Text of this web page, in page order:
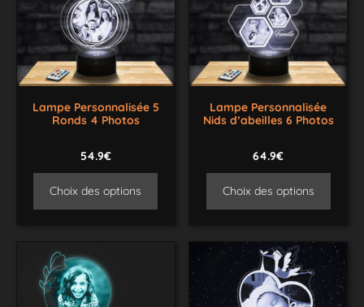
Lampe Personnalisée 5
Ronds 4 Photos
54.9€
Choix des options
Lampe Personnalisée
Nids d’abeilles 6 Photos
64.9€
Choix des options